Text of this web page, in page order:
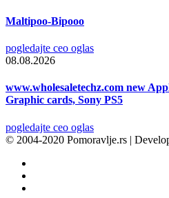
Maltipoo-Bipooo
pogledajte ceo oglas
08.08.2026
www.wholesaletechz.com new
Graphic cards, Sony PS5
pogledajte ceo oglas
© 2004-2020 Pomoravlje.rs |